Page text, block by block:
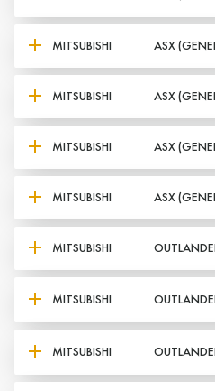
Да, верно
MITSUBISHI ASX
MITSUBISHI ASX
MITSUBISHI ASX
MITSUBISHI ASX
MITSUBISHI
MITSUBISHI
MITSUBISHI